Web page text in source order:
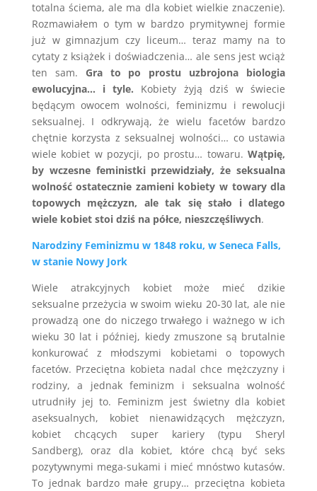
totalna ściema, ale ma dla kobiet wielkie znaczenie).
Rozmawiałem o tym w bardzo prymitywnej formie
już w gimnazjum czy liceum… teraz mamy na to
cytaty z książek i doświadczenia… ale sens jest wciąż
ten sam. Gra to po prostu uzbrojona biologia
ewolucyjna… i tyle. Kobiety żyją dziś w świecie
będącym owocem wolności, feminizmu i rewolucji
seksualnej. I odkrywają, że wielu facetów bardzo
chętnie korzysta z seksualnej wolności… co ustawia
wiele kobiet w pozycji, po prostu… towaru.Wątpię,
by wczesne feministki przewidziały, że seksualna
wolność ostatecznie zamieni kobiety w towary dla
topowych mężczyzn, ale tak się stało i dlatego
wiele kobiet stoi dziś na półce, nieszczęśliwych.
Narodziny Feminizmu w 1848 roku, w Seneca Falls,
w stanie Nowy Jork
Wiele atrakcyjnych kobiet może mieć dzikie
seksualne przeżycia w swoim wieku 20-30 lat, ale nie
prowadzą one do niczego trwałego i ważnego w ich
wieku 30 lat i później, kiedy zmuszone są brutalnie
konkurować z młodszymi kobietami o topowych
facetów. Przeciętna kobieta nadal chce mężczyzny i
rodziny, a jednak feminizm i seksualna wolność
utrudniły jej to. Feminizm jest świetny dla kobiet
aseksualnych, kobiet nienawidzących mężczyzn,
kobiet chcących super kariery (typu Sheryl
Sandberg), oraz dla kobiet, które chcą być seks
pozytywnymi mega-sukami i mieć mnóstwo kutasów.
To jednak bardzo małe grupy… przeciętna kobieta